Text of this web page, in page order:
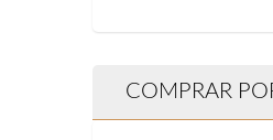
COMPRAR